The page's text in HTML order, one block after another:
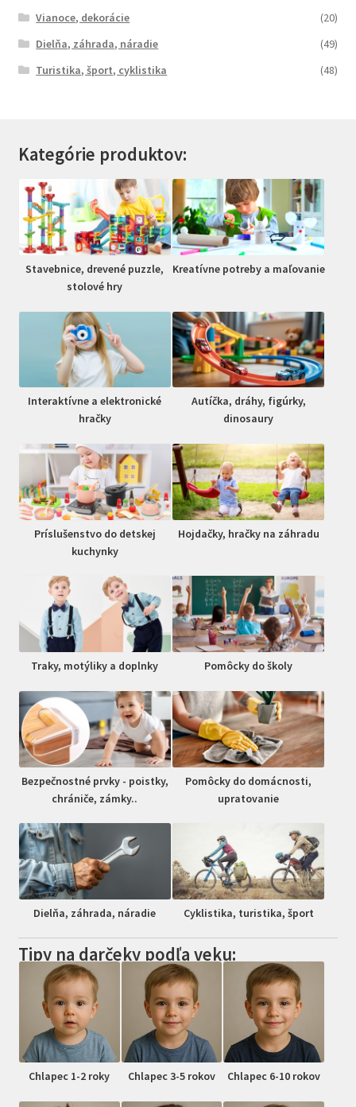
Vianoce, dekorácie
(20)
Dielňa, záhrada, náradie
(49)
Turistika, šport, cyklistika
(48)
Kategórie produktov:
Stavebnice, drevené puzzle,
stolové hry
Kreatívne potreby a maľovanie
Interaktívne a elektronické
hračky
Autíčka, dráhy, figúrky,
dinosaury
Príslušenstvo do detskej
kuchynky
Hojdačky, hračky na záhradu
Traky, motýliky a doplnky Pomôcky do školy
Bezpečnostné prvky - poistky,
chrániče, zámky..
Pomôcky do domácnosti,
upratovanie
Dielňa, záhrada, náradie Cyklistika, turistika, šport
Tipy na darčeky podľa veku:
Chlapec 1-2 roky Chlapec 3-5 rokov Chlapec 6-10 rokov